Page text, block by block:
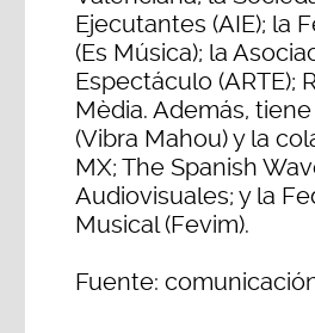
Ejecutantes (AIE); la
(Es Música); la
Espectáculo (ARTE);
Mèdia. Además,
(Vibra Mahou) y la
MX; The Spanish
Audiovisuales; y la
Musical (Fevim).
Fuente: